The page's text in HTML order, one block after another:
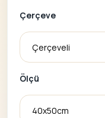
Çerçeve
Ölçü